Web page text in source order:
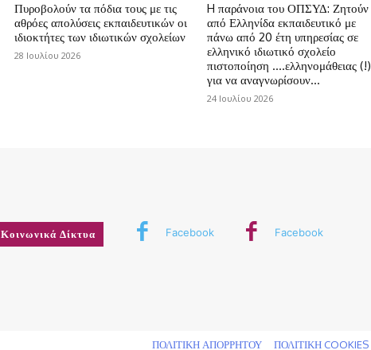
Πυροβολούν τα πόδια τους με τις
αθρόες απολύσεις εκπαιδευτικών οι
ιδιοκτήτες των ιδιωτικών σχολείων
28 Ιουλίου 2026
H παράνοια του ΟΠΣΥΔ: Ζητούν
από Ελληνίδα εκπαιδευτικό με
πάνω από 20 έτη υπηρεσίας σε
ελληνικό ιδιωτικό σχολείο
πιστοποίηση ….ελληνομάθειας (!)
για να αναγνωρίσουν...
24 Ιουλίου 2026
Κοινωνικά Δίκτυα Facebook Facebook
ΠΟΛΙΤΙΚΗ ΑΠΟΡΡΗΤΟΥ ΠΟΛΙΤΙΚΗ COOKIES